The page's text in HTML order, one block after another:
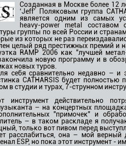
Созданная в Москве более 12
‘Jeff’ Поляковым группа
является одним из самых
heavy-power metal составом
группы по всей России и
из которых не раз
целый ряд престижных премий и
RAMP 2006 как "лучшей
новую программу и в
новых туров.
себя сравнительно недавно – и
CATHARSIS будет полностью
в студии и турах, 7-струнном
инструмент действительно
– на концертных
"примочек" и
– в таком раскладе я
только вот пивом перед
расслабиться, она – мой
ESP, но пока этот инструмент -